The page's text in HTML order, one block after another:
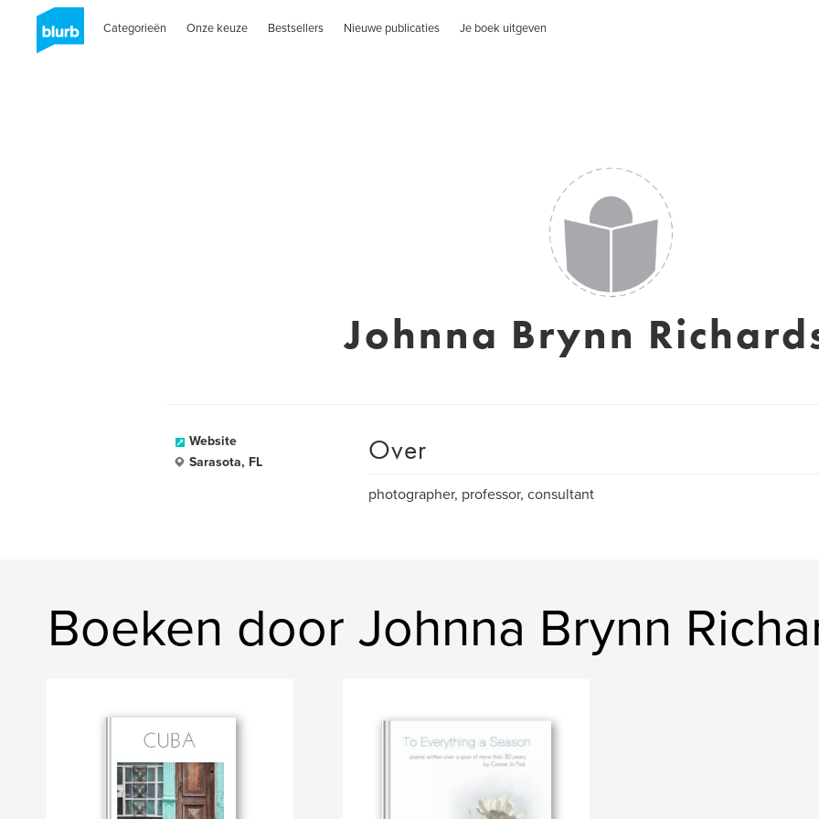
Categorieën Onze keuze Bestsellers Nieuwe publicaties Je boek uitgeven
Johnna Brynn
Website
Sarasota, FL
Over
photographer, professor, consultant
Boeken door Johnna Brynn